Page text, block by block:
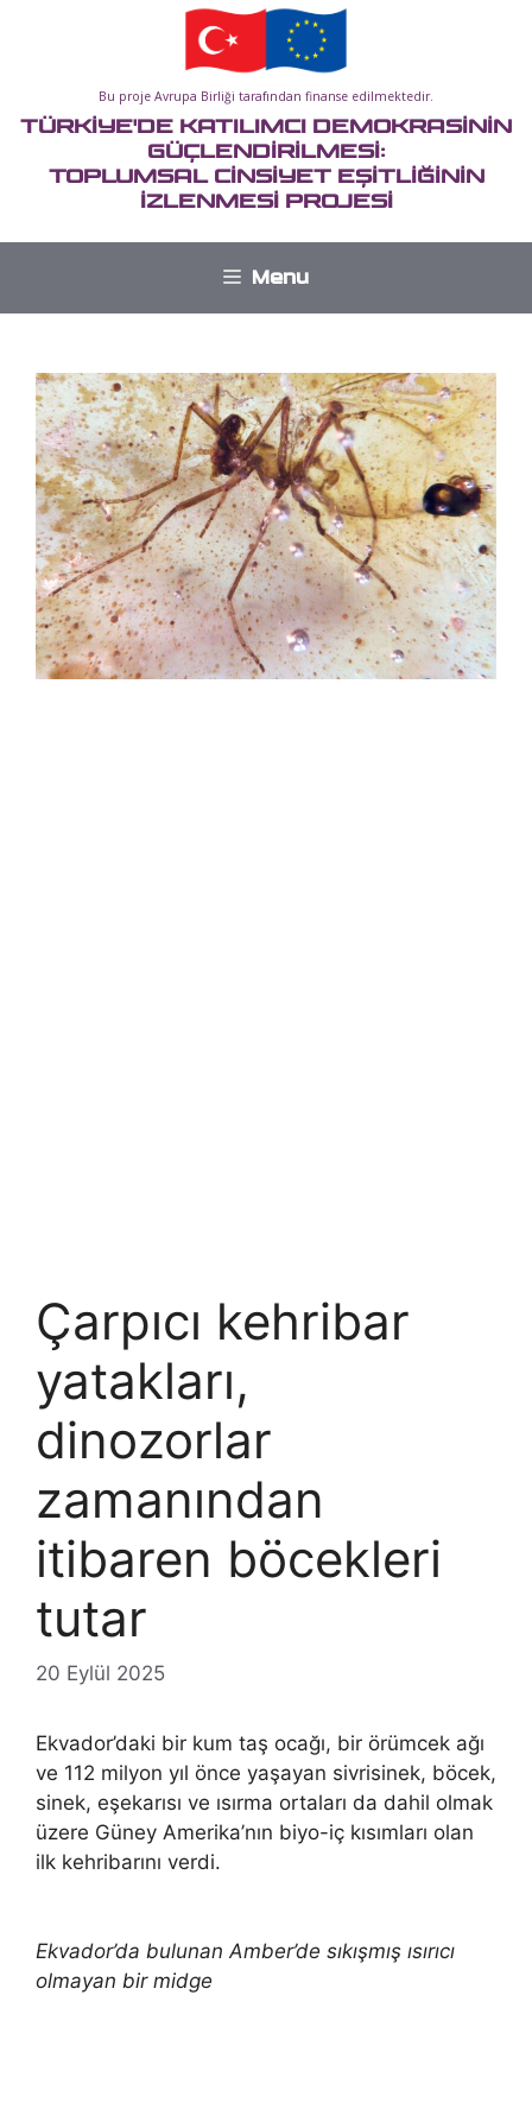
Bu proje Avrupa Birliği tarafından finanse edilmektedir.
TÜRKİYE'DE KATILIMCI DEMOKRASİNİN
GÜÇLENDİRİLMESİ:
TOPLUMSAL CİNSİYET EŞİTLİĞİNİN
İZLENMESİ PROJESİ
Menu
Çarpıcı kehribar
yatakları,
dinozorlar
zamanından
itibaren böcekleri
tutar
20 Eylül 2025
Ekvador’daki bir kum taş ocağı, bir örümcek ağı
ve 112 milyon yıl önce yaşayan sivrisinek, böcek,
sinek, eşekarısı ve ısırma ortaları da dahil olmak
üzere Güney Amerika’nın biyo-iç kısımları olan
ilk kehribarını verdi.
Ekvador’da bulunan Amber’de sıkışmış ısırıcı
olmayan bir midge